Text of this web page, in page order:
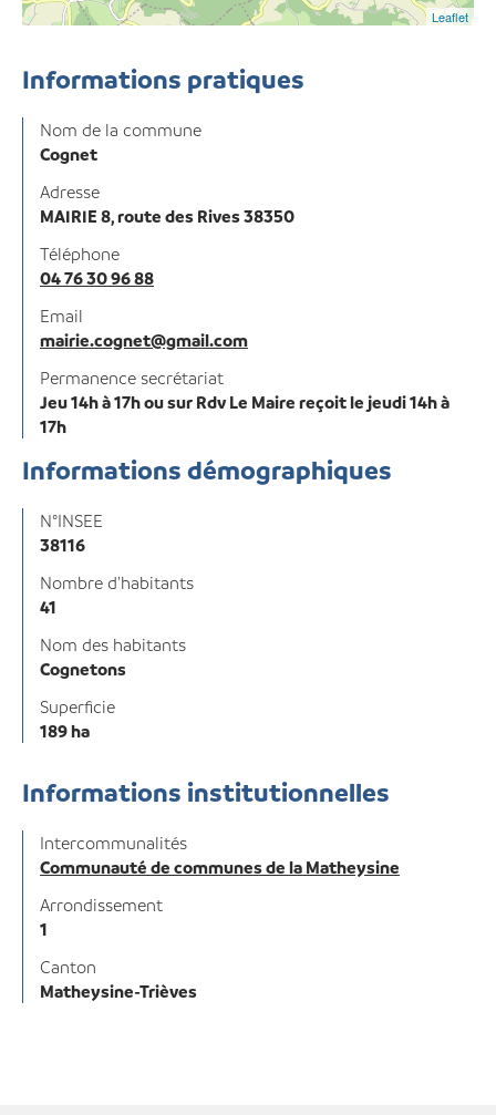
Leaflet
Informations pratiques
Nom de la commune
Cognet
Adresse
MAIRIE 8, route des Rives 38350
Téléphone
04 76 30 96 88
Email
mairie.cognet@gmail.com
Permanence secrétariat
Jeu 14h à 17h ou sur Rdv Le Maire reçoit le jeudi 14h à
17h
Informations démographiques
N°INSEE
38116
Nombre d'habitants
41
Nom des habitants
Cognetons
Superficie
189 ha
Informations institutionnelles
Intercommunalités
Communauté de communes de la Matheysine
Arrondissement
1
Canton
Matheysine-Trièves